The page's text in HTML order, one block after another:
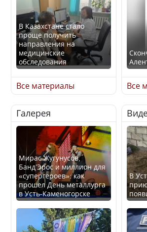
В Казахстане стало
проще получить
направления на
медицинские
обследования
Қазақстан Орталық Азия
елдері арасында әл-ауқат
индексінде көш бастады
Казахстан возглавил
рейтинг благополучия
среди стран Центральной
Азии
Все материалы
В РФ
делу
В
Все
Галерея
Мирас Жугунусов,
Банд’Эрос и миллион для
«супергероев»: как
прошел День металлурга
в Усть-Каменогорске
В